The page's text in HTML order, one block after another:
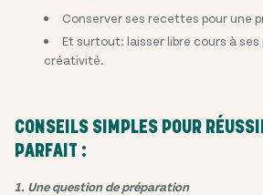
Conserver ses recettes pour une
Et surtout: laisser libre cours à
créativité.
CONSEILS SIMPLES POUR
PARFAIT :
1. Une question de préparation